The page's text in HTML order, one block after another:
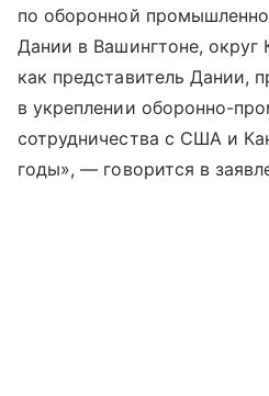
по оборонной
Дании в Вашингтоне, округ
как представитель Дании,
в укреплении оборонно-
сотрудничества с США и
годы», — говорится в